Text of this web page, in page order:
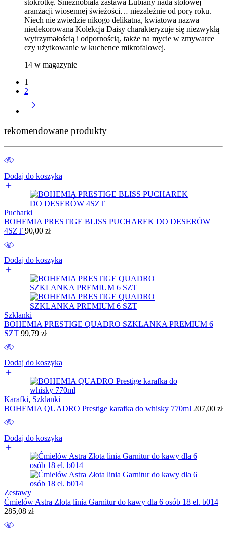
stokrotkę. Śnieżnobiała zastawa Lubiany nada stołowej
aranżacji wiosennej świeżości… niezależnie od pory roku.
Niech nie zwiedzie nikogo delikatna, kwiatowa nazwa –
niedekorowana Kolekcja Daisy charakteryzuje się niezwykłą
wytrzymałością i odpornością, także na mycie w zmywarce
czy użytkowanie w kuchence mikrofalowej.
14 w magazynie
1
2
rekomendowane produkty
Dodaj do koszyka
Pucharki
BOHEMIA PRESTIGE BLISS PUCHAREK DO DESERÓW
4SZT 90,00 zł
Dodaj do koszyka
Szklanki
BOHEMIA PRESTIGE QUADRO SZKLANKA PREMIUM 6
SZT 99,79 zł
Dodaj do koszyka
Karafki, Szklanki
BOHEMIA QUADRO Prestige karafka do whisky 770ml 207,00 zł
Dodaj do koszyka
Zestawy
Ćmielów Astra Złota linia Garnitur do kawy dla 6 osób 18 el. b014
285,08 zł